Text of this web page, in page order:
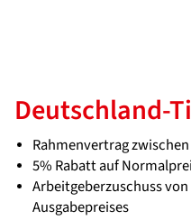
Deutschland-
Rahmenvertrag zwischen
5% Rabatt auf
Arbeitgeberzuschuss
Ausgabepreises